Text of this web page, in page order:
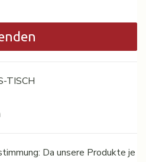
TISCH
Da unsere Produkte je